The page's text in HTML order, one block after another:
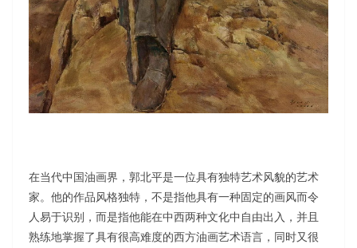
在当代中国油画界，郭北平是一位具有独特艺术风貌的艺术
家。他的作品风格独特，不是指他具有一种固定的画风而令
人易于识别，而是指他能在中西两种文化中自由出入，并且
熟练地掌握了具有很高难度的西方油画艺术语言，同时又很